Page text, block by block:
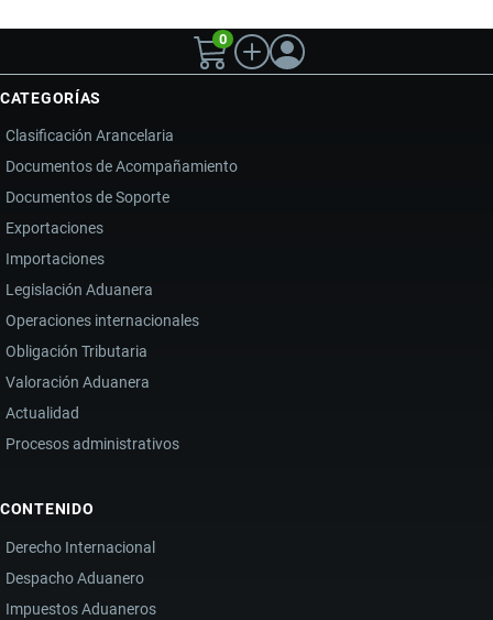
0
CATEGORÍAS
Clasificación Arancelaria
Documentos de Acompañamiento
Documentos de Soporte
Exportaciones
Importaciones
Legislación Aduanera
Operaciones internacionales
Obligación Tributaria
Valoración Aduanera
Actualidad
Procesos administrativos
CONTENIDO
Derecho Internacional
Despacho Aduanero
Impuestos Aduaneros